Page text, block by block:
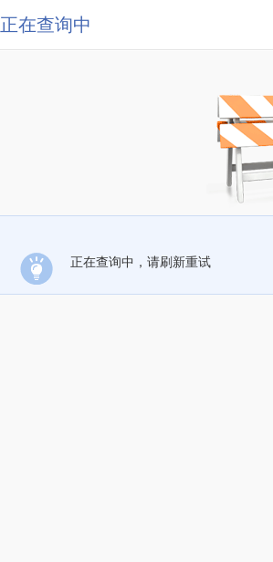
正在查询中
正在查询中，请刷新重试